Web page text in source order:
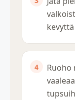
Ruoho